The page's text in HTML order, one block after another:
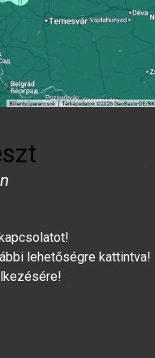
lehetőségre kattintva!